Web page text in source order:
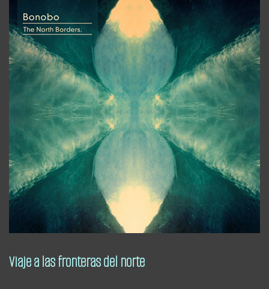
Viaje a las fronteras del norte